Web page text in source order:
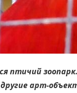
птичий
арт-